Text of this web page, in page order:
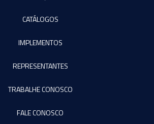
CATÁLOGOS
IMPLEMENTOS
REPRESENTANTES
TRABALHE CONOSCO
FALE CONOSCO